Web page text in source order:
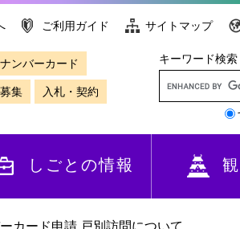
ご利用ガイド サイトマップ
ンバーカード
集 入札・契約
キーワード検索
しごとの情報
カード申請 戸別訪問について